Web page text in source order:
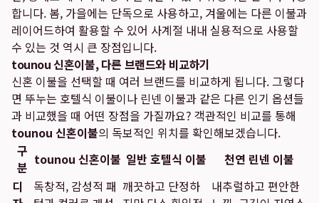
합니다. 봄, 가을에는 단독으로 사용하고, 겨울에는 다른 이불과
레이어드하여 활용할 수 있어 사계절 내내 실용적으로 사용할
수 있는 것 역시 큰 장점입니다.
tounou 신혼이불, 다른 브랜드와 비교하기
신혼 이불을 선택할 때 여러 브랜드를 비교하게 됩니다. 그렇다
면 뚜누는 호텔식 이불이나 린넨 이불과 같은 다른 인기 옵션들
과 비교했을 때 어떤 장점을 가질까요? 객관적인 비교를 통해
tounou 신혼이불의 독보적인 위치를 확인해보겠습니다.
구
분 tounou 신혼이불 일반 호텔식 이불
천연 린넨 이불
디
독창적, 감성적 패 깨끗하고 단정하
내추럴하고 편안한